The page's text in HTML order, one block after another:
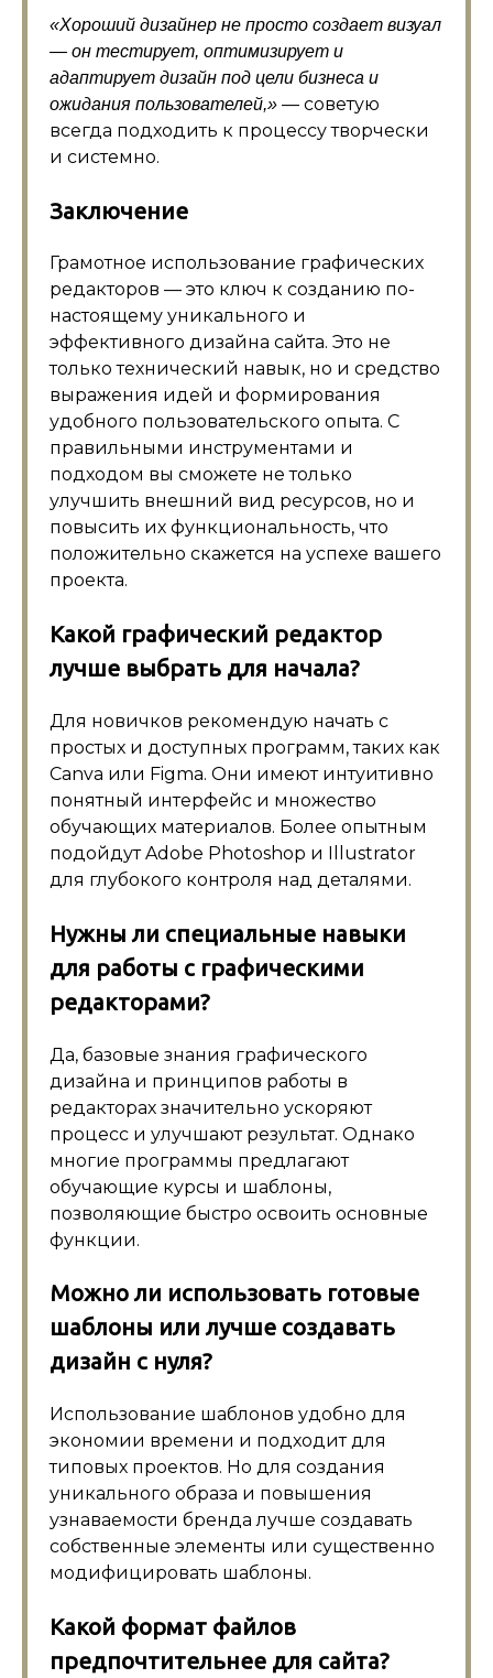
«Хороший дизайнер не просто создает визуал
— он тестирует, оптимизирует и
адаптирует дизайн под цели бизнеса и
ожидания пользователей,» — советую
всегда подходить к процессу творчески
и системно.
Заключение
Грамотное использование графических
редакторов — это ключ к созданию по-
настоящему уникального и
эффективного дизайна сайта. Это не
только технический навык, но и средство
выражения идей и формирования
удобного пользовательского опыта. С
правильными инструментами и
подходом вы сможете не только
улучшить внешний вид ресурсов, но и
повысить их функциональность, что
положительно скажется на успехе вашего
проекта.
Какой графический редактор
лучше выбрать для начала?
Для новичков рекомендую начать с
простых и доступных программ, таких как
Canva или Figma. Они имеют интуитивно
понятный интерфейс и множество
обучающих материалов. Более опытным
подойдут Adobe Photoshop и Illustrator
для глубокого контроля над деталями.
Нужны ли специальные навыки
для работы с графическими
редакторами?
Да, базовые знания графического
дизайна и принципов работы в
редакторах значительно ускоряют
процесс и улучшают результат. Однако
многие программы предлагают
обучающие курсы и шаблоны,
позволяющие быстро освоить основные
функции.
Можно ли использовать готовые
шаблоны или лучше создавать
дизайн с нуля?
Использование шаблонов удобно для
экономии времени и подходит для
типовых проектов. Но для создания
уникального образа и повышения
узнаваемости бренда лучше создавать
собственные элементы или существенно
модифицировать шаблоны.
Какой формат файлов
предпочтительнее для сайта?